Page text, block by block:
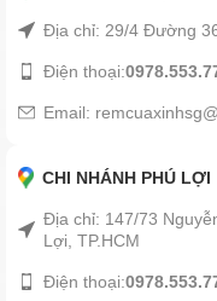
Địa chỉ: 29/4 Đường
Điện thoại:
Email:
CHI NHÁNH PHÚ LỢI
Địa chỉ: 147/73
Lợi, TP.HCM
Điện thoại: